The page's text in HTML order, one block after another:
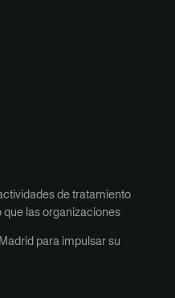
de tratamiento
que las organizaciones
para impulsar su